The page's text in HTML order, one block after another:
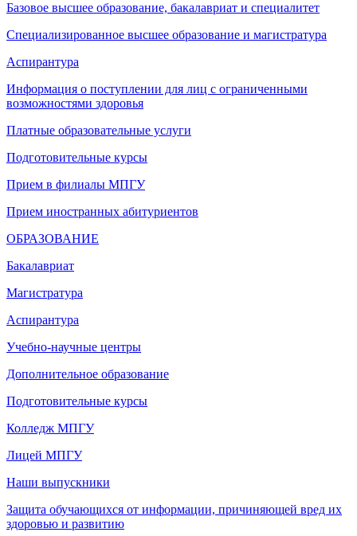
Базовое высшее образование, бакалавриат и специалитет
Специализированное высшее образование и магистратура
Аспирантура
Информация о поступлении для лиц с ограниченными
возможностями здоровья
Платные образовательные услуги
Подготовительные курсы
Прием в филиалы МПГУ
Прием иностранных абитуриентов
ОБРАЗОВАНИЕ
Бакалавриат
Магистратура
Аспирантура
Учебно-научные центры
Дополнительное образование
Подготовительные курсы
Колледж МПГУ
Лицей МПГУ
Наши выпускники
Защита обучающихся от информации, причиняющей вред их
здоровью и развитию